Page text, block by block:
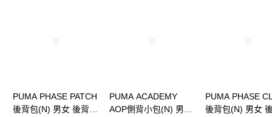
PUMA PHASE PATCH
後背包(N) 男女 後背包
PUMA ACADEMY
AOP側背小包(N) 男女
PUMA PHASE
後背包(N) 男女